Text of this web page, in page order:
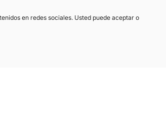
en redes sociales. Usted puede aceptar o